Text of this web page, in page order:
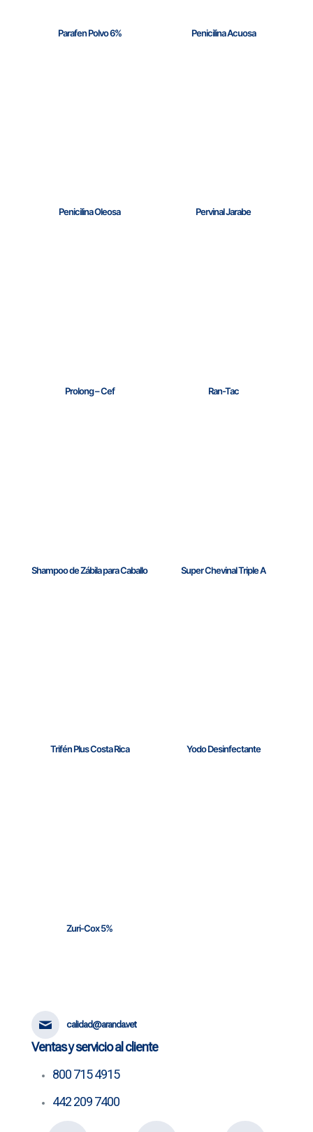
Parafen Polvo 6% Penicilina Acuosa
Penicilina Oleosa Pervinal Jarabe
Prolong – Cef Ran-Tac
Shampoo de Zábila para Caballo Super Chevinal Triple A
Trifén Plus Costa Rica Yodo Desinfectante
Zuri-Cox 5%
calidad@aranda.vet
Ventas y servicio al cliente
800 715 4915
442 209 7400